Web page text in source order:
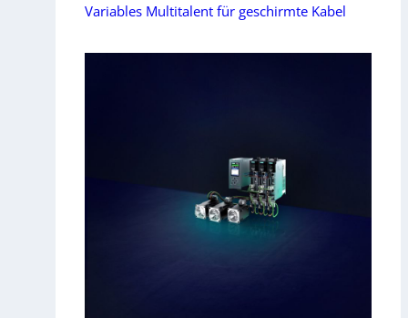
Variables Multitalent für geschirmte Kabel